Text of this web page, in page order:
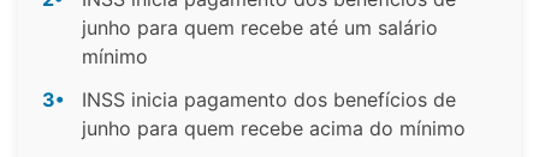
junho para quem recebe até um salário
mínimo
3•
INSS inicia pagamento dos benefícios de
junho para quem recebe acima do mínimo